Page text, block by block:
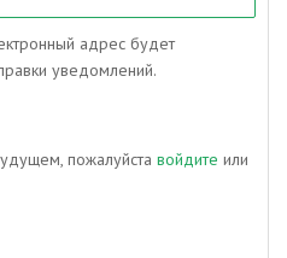
адрес будет
уведомлений.
пожалуйста войдите или